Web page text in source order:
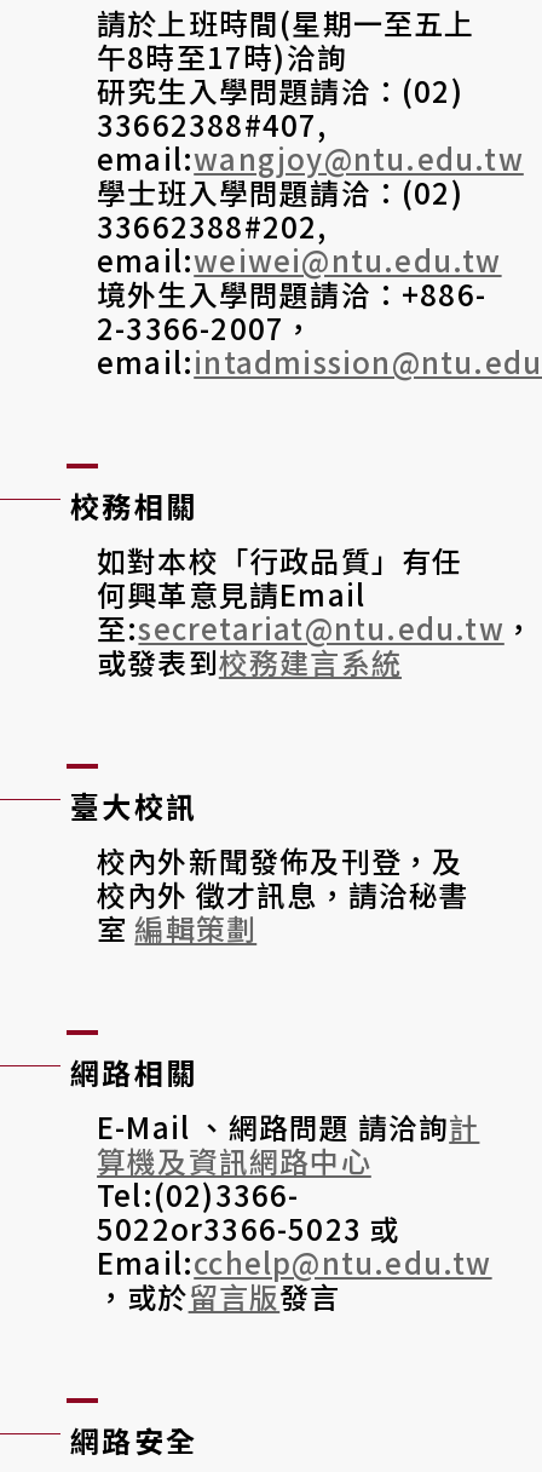
請於上班時間(星期一至五上
午8時至17時)洽詢
研究生入學問題請洽：(02)
33662388#407,
email:wangjoy@ntu.edu.tw
學士班入學問題請洽：(02)
33662388#202,
email:weiwei@ntu.edu.tw
境外生入學問題請洽：+886-
2-3366-2007，
email:
校務相關
如對本校「行政品質」有任
何興革意見請Email
至:secretariat@ntu.edu.tw ，
或發表到校務建言系統
臺大校訊
校內外新聞發佈及刊登，及
校內外 徵才訊息，請洽秘書
室 編輯策劃
網路相關
E-Mail 、網路問題 請洽詢計
算機及資訊網路中心
Tel:(02)3366-
5022or3366-5023 或
Email:cchelp@ntu.edu.tw
，或於留言版發言
網路安全